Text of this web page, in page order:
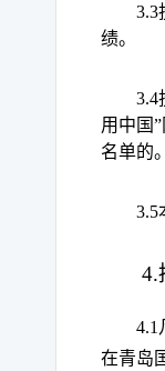
3.3
绩。
3.4
用中国
名单的。
3.5
4.
4.1
在青岛